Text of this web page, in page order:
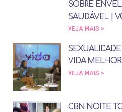
SOBRE
SAUDÁVEL |
VEJA MAIS >
SEXUALIDADE
VIDA MELHOR
VEJA MAIS >
CBN NOITE